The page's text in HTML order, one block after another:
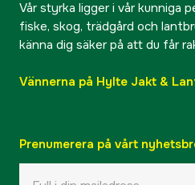
Vår styrka ligger i vår kunniga
fiske, skog, trädgård och
känna dig säker på att du får
Vännerna på Hylte Jakt &
Prenumerera på vårt